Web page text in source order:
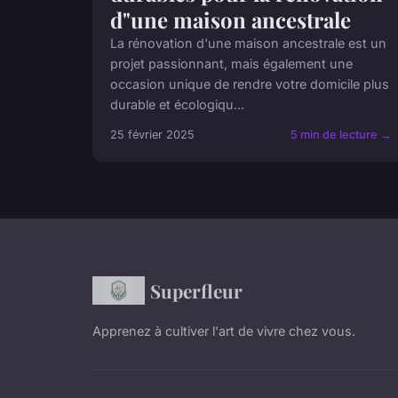
d"une maison ancestrale
La rénovation d'une maison ancestrale est un
projet passionnant, mais également une
occasion unique de rendre votre domicile plus
durable et écologiqu...
25 février 2025 5 min de lecture →
Superfleur
Apprenez à cultiver l'art de vivre chez vous.